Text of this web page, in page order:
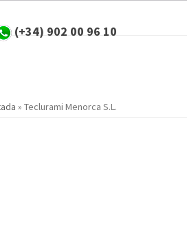
(+34) 902 00 96 10
» Teclurami Menorca S.L.